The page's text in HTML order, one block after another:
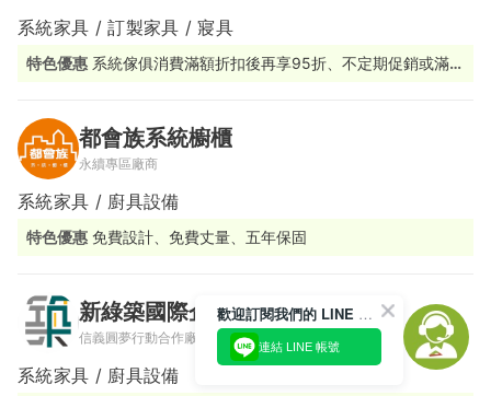
系統家具 / 訂製家具 / 寢具
特色優惠 系統傢俱消費滿額折扣後再享95折、不定期促銷或滿額
都會族系統櫥櫃
永續專區廠商
系統家具 / 廚具設備
特色優惠 免費設計、免費丈量、五年保固
新綠築國際企業有限公司
信義圓夢行動合作廠商
系統家具 / 廚具設備
歡迎訂閱我們的 LINE 官方帳號
連結 LINE 帳號